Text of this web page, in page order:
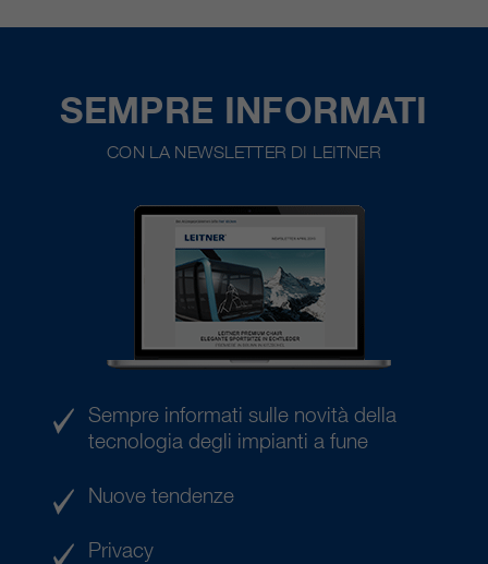
SEMPRE INFORMATI
CON LA NEWSLETTER DI LEITNER
Sempre informati sulle novità della
tecnologia degli impianti a fune
Nuove tendenze
Privacy